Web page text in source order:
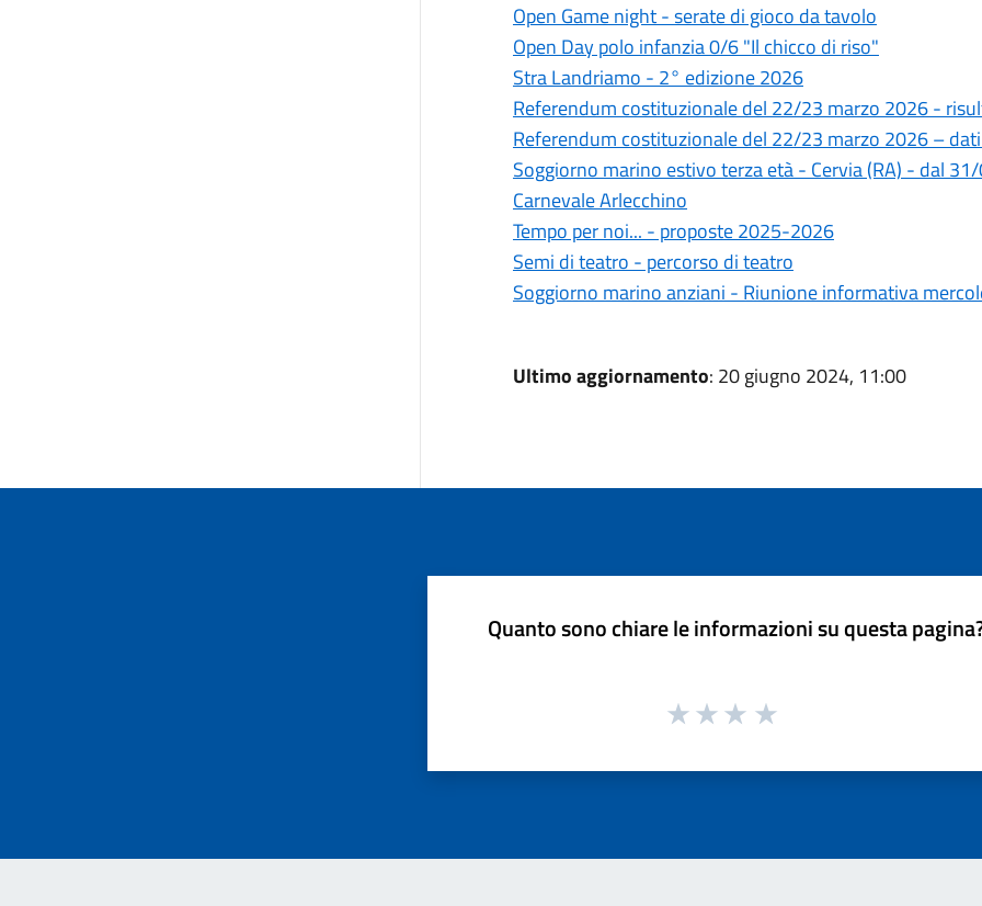
Open Game night - serate di gioco da tavolo
Open Day polo infanzia 0/6 "Il chicco di riso"
Stra Landriamo - 2° edizione 2026
Referendum costituzionale del 22/23 marzo 2026 -
Referendum costituzionale del 22/23 marzo 2026 –
Soggiorno marino estivo terza età - Cervia (RA) - dal
Carnevale Arlecchino
Tempo per noi... - proposte 2025-2026
Semi di teatro - percorso di teatro
Soggiorno marino anziani - Riunione informativa
Ultimo aggiornamento: 20 giugno 2024, 11:00
Quanto sono chiare le informazioni su questa